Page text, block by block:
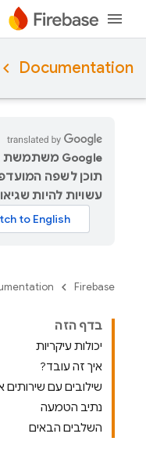
Documentation
תוכן לשפה
עשויות להיות
Firebase
בדף הזה
יכולות עיקריות
איך זה עובד?
שילובים עם שירותים
נתיב הטמעה
השלבים הבאים